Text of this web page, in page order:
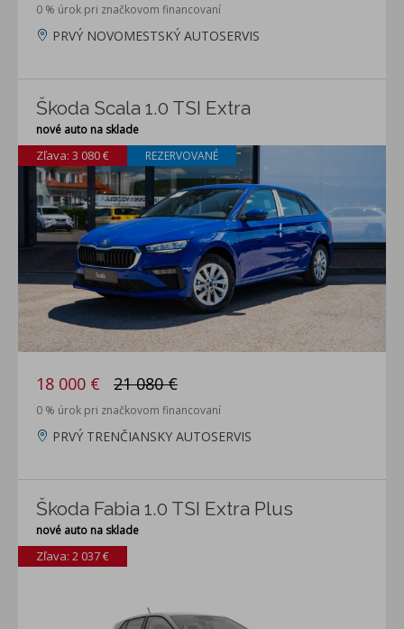
0 % úrok pri značkovom financovaní
PRVÝ NOVOMESTSKÝ AUTOSERVIS
Škoda Scala 1.0 TSI Extra
nové auto na sklade
Zľava: 3 080 € REZERVOVANÉ
18 000 € 21 080 €
0 % úrok pri značkovom financovaní
PRVÝ TRENČIANSKY AUTOSERVIS
Škoda Fabia 1.0 TSI Extra Plus
nové auto na sklade
Zľava: 2 037 €